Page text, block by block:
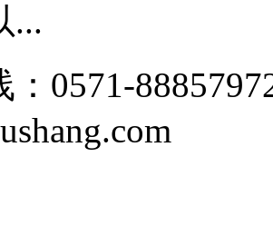
...
：0571-